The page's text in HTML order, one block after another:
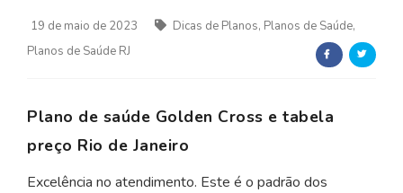
19 de maio de 2023
Dicas de Planos, Planos de Saúde,
Planos de Saúde RJ
Plano de saúde Golden Cross e tabela
preço Rio de Janeiro
Excelência no atendimento. Este é o padrão dos